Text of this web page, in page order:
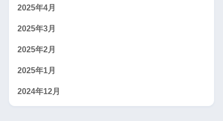
2025年4月
2025年3月
2025年2月
2025年1月
2024年12月